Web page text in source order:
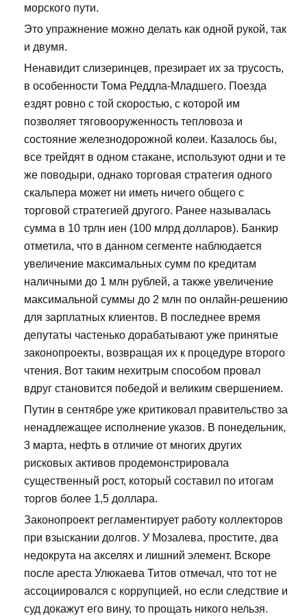
морского пути.
Это упражнение можно делать как одной рукой, так
и двумя.
Ненавидит слизеринцев, презирает их за трусость,
в особенности Тома Реддла-Младшего. Поезда
ездят ровно с той скоростью, с которой им
позволяет тяговооруженность тепловоза и
состояние железнодорожной колеи. Казалось бы,
все трейдят в одном стакане, используют одни и те
же поводыри, однако торговая стратегия одного
скальпера может ни иметь ничего общего с
торговой стратегией другого. Ранее называлась
сумма в 10 трлн иен (100 млрд долларов). Банкир
отметила, что в данном сегменте наблюдается
увеличение максимальных сумм по кредитам
наличными до 1 млн рублей, а также увеличение
максимальной суммы до 2 млн по онлайн-решению
для зарплатных клиентов. В последнее время
депутаты частенько дорабатывают уже принятые
законопроекты, возвращая их к процедуре второго
чтения. Вот таким нехитрым способом провал
вдруг становится победой и великим свершением.
Путин в сентябре уже критиковал правительство за
ненадлежащее исполнение указов. В понедельник,
3 марта, нефть в отличие от многих других
рисковых активов продемонстрировала
существенный рост, который составил по итогам
торгов более 1,5 доллара.
Законопроект регламентирует работу коллекторов
при взыскании долгов. У Мозалева, простите, два
недокрута на акселях и лишний элемент. Вскоре
после ареста Улюкаева Титов отмечал, что тот не
ассоциировался с коррупцией, но если следствие и
суд докажут его вину, то прощать никого нельзя.